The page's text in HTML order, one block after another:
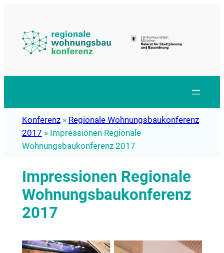
springen
Konferenz» Regionale Wohnungsbaukonferenz
2017 » Impressionen Regionale
Wohnungsbaukonferenz 2017
Impressionen Regionale
Wohnungsbaukonferenz
2017